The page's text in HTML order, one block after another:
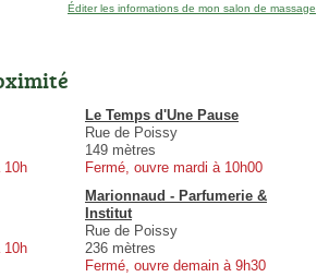
Éditer les informations de mon salon de massage
10h
Le Temps d'Une Pause
Rue de Poissy
149 mètres
Fermé, ouvre mardi à 10h00
10h
Marionnaud - Parfumerie &
Institut
Rue de Poissy
236 mètres
Fermé, ouvre demain à 9h30